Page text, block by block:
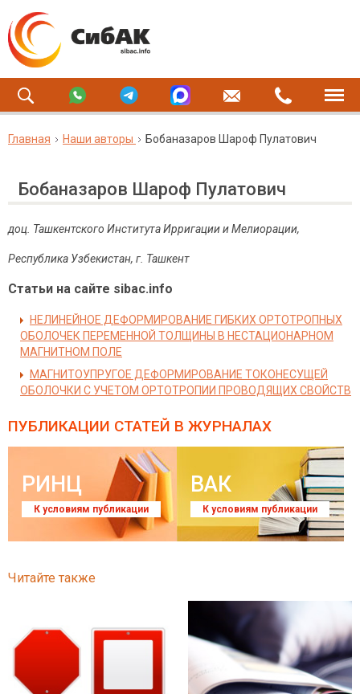
Главная Наши авторы Бобаназаров Шароф Пулатович
Бобаназаров Шароф Пулатович
доц. Ташкентского Института Ирригации и Мелиорации,
Республика Узбекистан, г. Ташкент
Статьи на сайте sibac.info
НЕЛИНЕЙНОЕ ДЕФОРМИРОВАНИЕ ГИБКИХ ОРТОТРОПНЫХ
ОБОЛОЧЕК ПЕРЕМЕННОЙ ТОЛЩИНЫ В НЕСТАЦИОНАРНОМ
МАГНИТНОМ ПОЛЕ
МАГНИТОУПРУГОЕ ДЕФОРМИРОВАНИЕ ТОКОНЕСУЩЕЙ
ОБОЛОЧКИ С УЧЕТОМ ОРТОТРОПИИ ПРОВОДЯЩИХ СВОЙСТВ
ПУБЛИКАЦИИ СТАТЕЙ В ЖУРНАЛАХ
РИНЦ
К условиям публикации
ВАК
К условиям публикации
Читайте также